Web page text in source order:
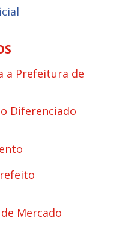
a Prefeitura de
Diferenciado
Mercado